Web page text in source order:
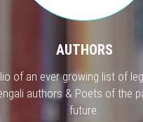
AUTHORS
of an ever growing list of
authors & Poets of the
future.